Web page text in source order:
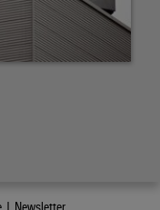
| Newsletter